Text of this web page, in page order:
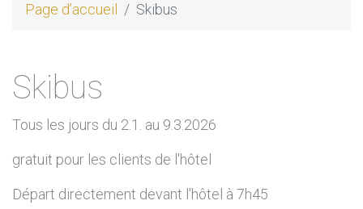
Page d’accueil Skibus
Skibus
Tous les jours du 2.1. au 9.3.2026
gratuit pour les clients de l'hôtel
Départ directement devant l'hôtel à 7h45